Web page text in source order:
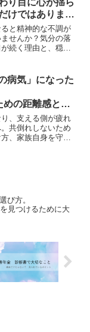
けではありませ
と精神的な不調が
せんか？気分の落
続く理由と、穏や
病気」になった
めの距離感とサ
、支える側が疲れ
共倒れしないため
、家族自身を守る
び方。
見つけるために大